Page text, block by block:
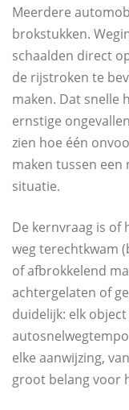
Meerdere
brokstukken.
schaalden direct
de rijstroken te
maken. Dat snelle
ernstige
zien hoe één
maken tussen een
situatie.
De kernvraag is of
weg terechtkwam
of afbrokkelend
achtergelaten of
duidelijk: elk
elke aanwijzing,
groot belang voor